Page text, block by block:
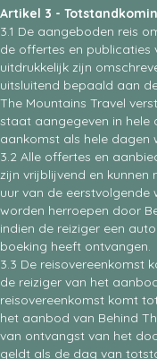
Artikel 3 -
3.1 De aangeboden reis
de offertes en publicaties
uitdrukkelijk zijn
uitsluitend bepaald aan
The Mountains Travel
staat aangegeven in hele
aankomst als hele dagen
3.2 Alle offertes en
zijn vrijblijvend en kunnen
uur van de
worden herroepen door
indien de reiziger een
boeking heeft ontvangen.
3.3 De
de reiziger van het
reisovereenkomst komt
het aanbod van Behind
van ontvangst van het
geldt als de dag van